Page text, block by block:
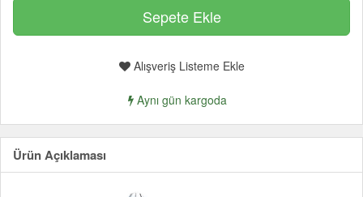
Alışveriş Listeme Ekle
Aynı gün kargoda
Ürün Açıklaması